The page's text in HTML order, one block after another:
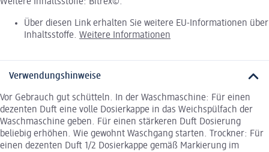
Über diesen Link erhalten Sie weitere EU-Informationen über
Inhaltsstoffe. Weitere Informationen
Verwendungshinweise
Vor Gebrauch gut schütteln. In der Waschmaschine: Für einen
dezenten Duft eine volle Dosierkappe in das Weichspülfach der
Waschmaschine geben. Für einen stärkeren Duft Dosierung
beliebig erhöhen. Wie gewohnt Waschgang starten. Trockner: Für
einen dezenten Duft 1/2 Dosierkappe gemäß Markierung im